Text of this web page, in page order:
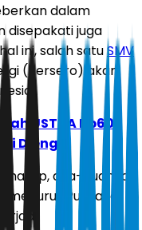
dalam
disepakati juga
ini, salah satuSMV
(Persero) akan
USTDA Rp60
Dieng
dua-duanya
Purbaya,